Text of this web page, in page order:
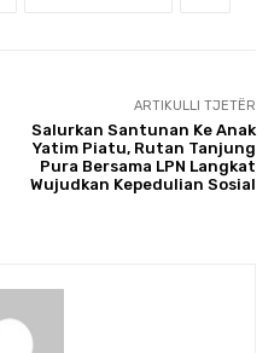
ARTIKULLI TJETËR
Salurkan Santunan Ke Anak
Yatim Piatu, Rutan Tanjung
Pura Bersama LPN Langkat
Wujudkan Kepedulian Sosial